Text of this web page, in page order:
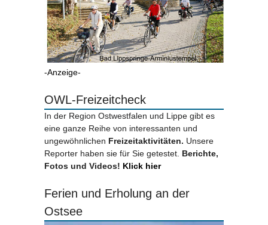
-Anzeige-
OWL-Freizeitcheck
In der Region Ostwestfalen und Lippe gibt es
eine ganze Reihe von interessanten und
ungewöhnlichen Freizeitaktivitäten. Unsere
Reporter haben sie für Sie getestet. Berichte,
Fotos und Videos! Klick hier
Ferien und Erholung an der
Ostsee